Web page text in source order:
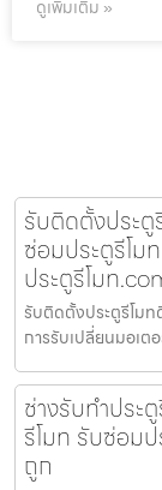
ดูเพิ่มเติม »
รับติดตั้งประตู
ซ่อมประตูรีโม
ประตูรีโมท
รับติดตั้งประตูรีโมท
การรับเปลี่ยนมอเต
ช่างรับทำปร
รีโมท รับซ่อม
ถูก